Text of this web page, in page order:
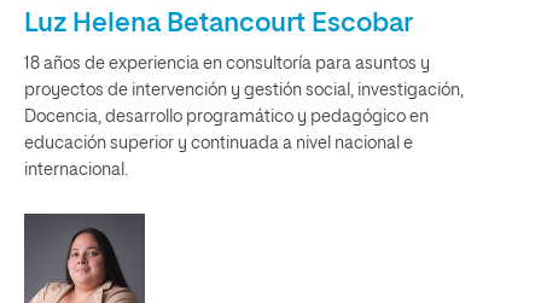
Luz Helena Betancourt Escobar
18 años de experiencia en consultoría para asuntos y
proyectos de intervención y gestión social, investigación,
Docencia, desarrollo programático y pedagógico en
educación superior y continuada a nivel nacional e
internacional.